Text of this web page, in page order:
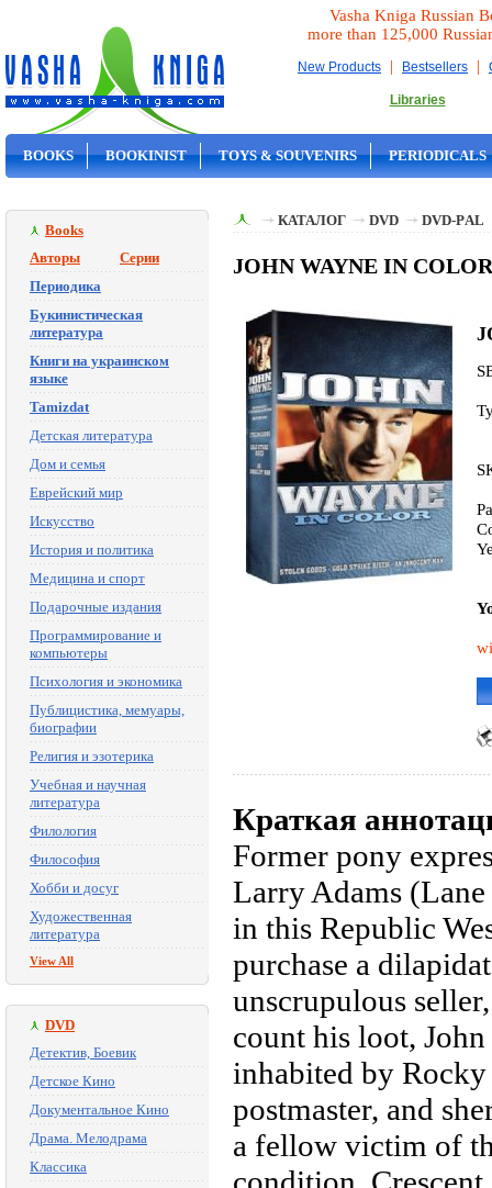
Vasha Kniga Russian
more than 125,000
New Products | Bestsellers |
Libraries
BOOKS BOOKINIST TOYS & SOUVENIRS PERIODICALS
Books
Авторы
Серии
Периодика
Букинистическая
литература
Книги на украинском
языке
Tamizdat
Детская литература
Дом и семья
Еврейский мир
Искусство
История и политика
Медицина и спорт
Подарочные издания
Программирование и
компьютеры
Психология и экономика
Публицистика, мемуары,
биографии
Религия и эзотерика
Учебная и научная
литература
Филология
Философия
Хобби и досуг
Художественная
литература
View All
DVD
Детектив, Боевик
Детское Кино
Документальное Кино
Драма. Мелодрама
Классика
КАТАЛОГ DVD DVD-РAL
JOHN WAYNE IN
Краткая
Former pony
Larry Adams
in this Republic
purchase a
unscrupulous
count his loot,
inhabited by
postmaster, and
a fellow victim of